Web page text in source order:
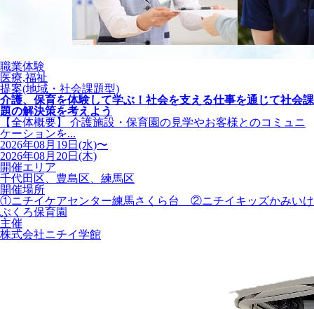
職業体験
医療,福祉
提案(地域・社会課題型)
介護、保育を体験して学ぶ！社会を支える仕事を通じて社会課
題の解決策を考えよう
【全体概要】 介護施設・保育園の見学やお客様とのコミュニ
ケーションを...
2026年08月19日(水)〜
2026年08月20日(木)
開催エリア
千代田区、豊島区、練馬区
開催場所
①ニチイケアセンター練馬さくら台 ②ニチイキッズかみいけ
ぶくろ保育園
主催
株式会社ニチイ学館